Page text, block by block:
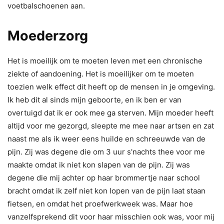
voetbalschoenen aan.
Moederzorg
Het is moeilijk om te moeten leven met een chronische
ziekte of aandoening. Het is moeilijker om te moeten
toezien welk effect dit heeft op de mensen in je omgeving.
Ik heb dit al sinds mijn geboorte, en ik ben er van
overtuigd dat ik er ook mee ga sterven. Mijn moeder heeft
altijd voor me gezorgd, sleepte me mee naar artsen en zat
naast me als ik weer eens huilde en schreeuwde van de
pijn. Zij was degene die om 3 uur s'nachts thee voor me
maakte omdat ik niet kon slapen van de pijn. Zij was
degene die mij achter op haar brommertje naar school
bracht omdat ik zelf niet kon lopen van de pijn laat staan
fietsen, en omdat het proefwerkweek was. Maar hoe
vanzelfsprekend dit voor haar misschien ook was, voor mij